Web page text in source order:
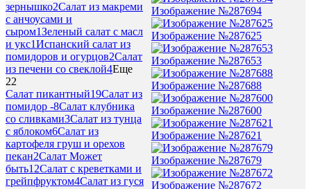
зернышко2Салат из макреми
с анчоусами и
сыром1Зеленый салат с масл
и укс1Испанский салат из
помидоров и огурцов2Салат
из печени со свеклой4Еще
22
Салат пикантный19Салат из
помидор -8Салат клубника
со сливками3Салат из тунца
с яблоком6Салат из
картофеля груш и орехов
пекан2Салат Может
быть12Салат с креветками и
грейпфруктом4Салат из гуся
Изображение №287694
Изображение №287625
Изображение №287653
Изображение №287688
Изображение №287600
Изображение №287621
Изображение №287679
Изображение №287672